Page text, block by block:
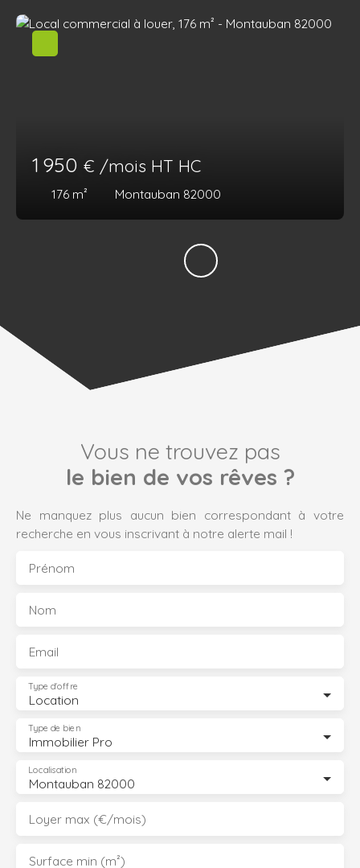
1 950 € /mois HT HC
176 m² Montauban 82000
Vous ne trouvez pas
le bien de vos rêves ?
Ne manquez plus aucun bien correspondant à votre
recherche en vous inscrivant à notre alerte mail !
Prénom
Nom
Email
Location
Type d'offre
Immobilier Pro
Type de bien
Montauban 82000
Localisation
Loyer max (€/mois)
Surface min (m²)